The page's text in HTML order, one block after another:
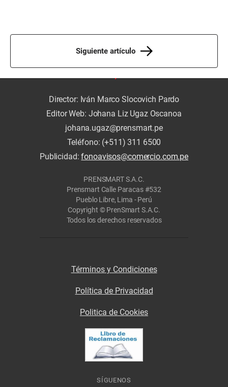
Siguiente artículo
Director: Iván Marco Slocovich Pardo
Editor Web: Johana Liz Ugaz Oscanoa
johana.ugaz@prensmart.pe
Teléfono: (+511) 311 6500
Publicidad:fonoavisos@comercio.com.pe
PRENSMART S.A.C.
Prensmart Calle Paracas #532
Pueblo Libre, Lima - Perú
Copyright © PrenSmart S.A.C.
Todos los derechos reservados
Términos y Condiciones
Política de Privacidad
Politica de Cookies
SÍGUENOS